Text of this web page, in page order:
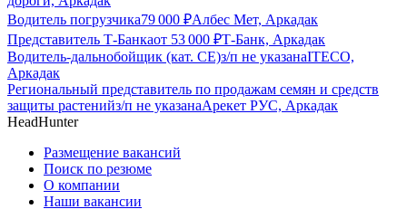
Водитель погрузчика79 000 ₽Албес Мет, Аркадак
Представитель Т-Банкаот 53 000 ₽Т-Банк, Аркадак
Водитель-дальнобойщик (кат. CE)з/п не указанаITECO,
Аркадак
Региональный представитель по продажам семян и средств
защиты растенийз/п не указанаАрекет РУС, Аркадак
HeadHunter
Размещение вакансий
Поиск по резюме
О компании
Наши вакансии